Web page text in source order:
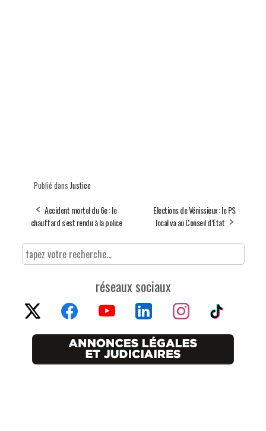
Publié dans Justice
Accident mortel du 6e : le
chauffard s'est rendu à la police
Elections de Vénissieux : le PS
local va au Conseil d’Etat
réseaux sociaux